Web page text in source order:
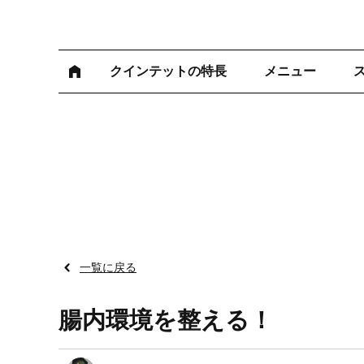
クインテットの特長 メニュー
一覧に戻る
腸内環境を整える！